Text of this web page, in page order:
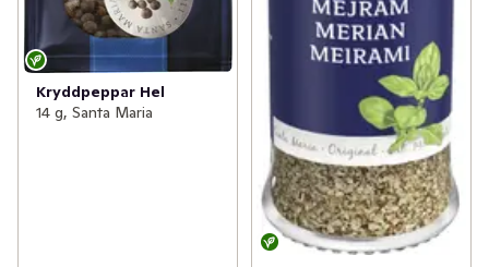
Kryddpeppar Hel
14 g, Santa Maria